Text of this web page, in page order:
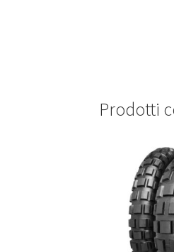
Prodotti